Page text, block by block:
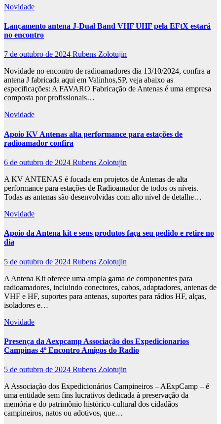
Novidade
Lançamento antena J-Dual Band VHF UHF pela EFtX estará
no encontro
7 de outubro de 2024 Rubens Zolotujin
Novidade no encontro de radioamadores dia 13/10/2024, confira a
antena J fabricada aqui em Valinhos,SP, veja abaixo as
especificações: A FAVARO Fabricação de Antenas é uma empresa
composta por profissionais…
Novidade
Apoio KV Antenas alta performance para estações de
radioamador confira
6 de outubro de 2024 Rubens Zolotujin
A KV ANTENAS é focada em projetos de Antenas de alta
performance para estações de Radioamador de todos os níveis.
Todas as antenas são desenvolvidas com alto nível de detalhe…
Novidade
Apoio da Antena kit e seus produtos faça seu pedido e retire no
dia
5 de outubro de 2024 Rubens Zolotujin
A Antena Kit oferece uma ampla gama de componentes para
radioamadores, incluindo conectores, cabos, adaptadores, antenas de
VHF e HF, suportes para antenas, suportes para rádios HF, alças,
isoladores e…
Novidade
Presença da Aexpcamp Associação dos Expedicionarios
Campinas 4º Encontro Amigos do Radio
5 de outubro de 2024 Rubens Zolotujin
A Associação dos Expedicionários Campineiros – AExpCamp – é
uma entidade sem fins lucrativos dedicada à preservação da
memória e do patrimônio histórico-cultural dos cidadãos
campineiros, natos ou adotivos, que…